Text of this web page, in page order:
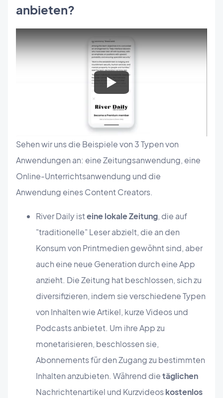
anbieten?
Sehen wir uns die Beispiele von 3 Typen von
Anwendungen an: eine Zeitungsanwendung, eine
Online-Unterrichtsanwendung und die
Anwendung eines Content Creators.
River Daily isteine lokale Zeitung, die auf
"traditionelle" Leser abzielt, die an den
Konsum von Printmedien gewöhnt sind, aber
auch eine neue Generation durch eine App
anzieht. Die Zeitung hat beschlossen, sich zu
diversifizieren, indem sie verschiedene Typen
von Inhalten wie Artikel, kurze Videos und
Podcasts anbietet. Um ihre App zu
monetarisieren, beschlossen sie,
Abonnements für den Zugang zu bestimmten
Inhalten anzubieten. Während dietäglichen
Nachrichtenartikel und Kurzvideoskostenlos